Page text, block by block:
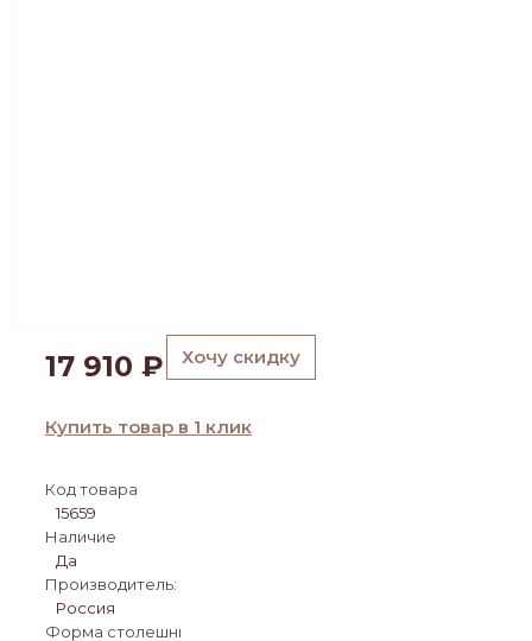
17 910 ₽ Хочу скидку
Купить товар в 1 клик
Код товара
15659
Наличие
Да
Производитель:
Россия
Форма столешницы: